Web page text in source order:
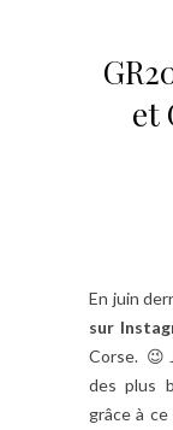
et
En juin
sur
Corse. 😉
des plus
grâce à ce